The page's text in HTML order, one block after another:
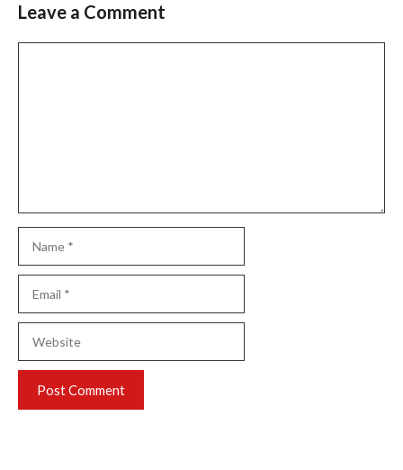
Leave a Comment